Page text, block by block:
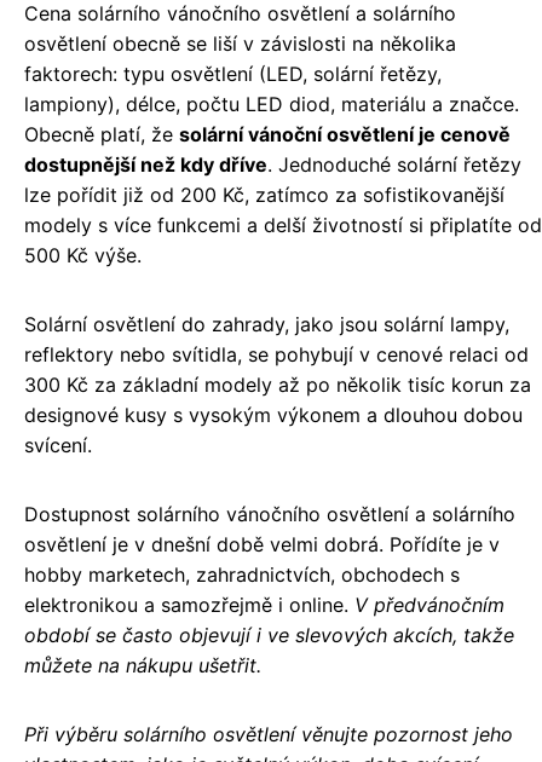
Cena solárního vánočního osvětlení a solárního
osvětlení obecně se liší v závislosti na několika
faktorech: typu osvětlení (LED, solární řetězy,
lampiony), délce, počtu LED diod, materiálu a značce.
Obecně platí, že solární vánoční osvětlení je cenově
dostupnější než kdy dříve. Jednoduché solární řetězy
lze pořídit již od 200 Kč, zatímco za sofistikovanější
modely s více funkcemi a delší životností si připlatíte od
500 Kč výše.
Solární osvětlení do zahrady, jako jsou solární lampy,
reflektory nebo svítidla, se pohybují v cenové relaci od
300 Kč za základní modely až po několik tisíc korun za
designové kusy s vysokým výkonem a dlouhou dobou
svícení.
Dostupnost solárního vánočního osvětlení a solárního
osvětlení je v dnešní době velmi dobrá. Pořídíte je v
hobby marketech, zahradnictvích, obchodech s
elektronikou a samozřejmě i online. V předvánočním
období se často objevují i ve slevových akcích, takže
můžete na nákupu ušetřit.
Při výběru solárního osvětlení věnujte pozornost jeho